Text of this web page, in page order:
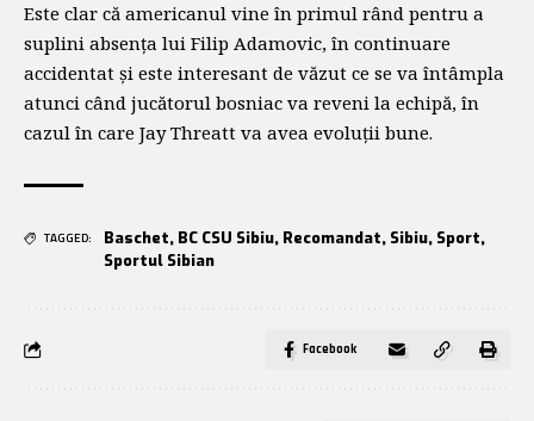
Este clar că americanul vine în primul rând pentru a
suplini absența lui Filip Adamovic, în continuare
accidentat și este interesant de văzut ce se va întâmpla
atunci când jucătorul bosniac va reveni la echipă, în
cazul în care Jay Threatt va avea evoluții bune.
TAGGED: Baschet, BC CSU Sibiu, Recomandat, Sibiu, Sport,
Sportul Sibian
Facebook